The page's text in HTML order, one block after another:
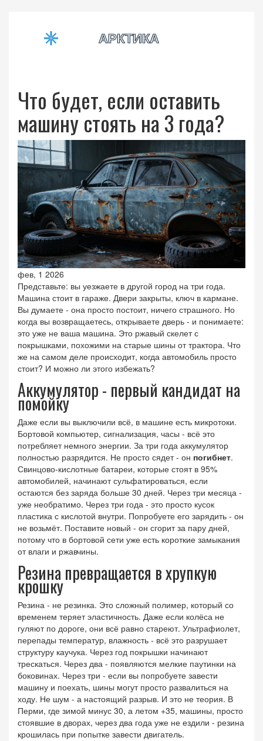
Что будет, если оставить
машину стоять на 3 года?
фев, 1 2026
Представьте: вы уезжаете в другой город на три года.
Машина стоит в гараже. Двери закрыты, ключ в кармане.
Вы думаете - она просто постоит, ничего страшного. Но
когда вы возвращаетесь, открываете дверь - и понимаете:
это уже не ваша машина. Это ржавый скелет с
покрышками, похожими на старые шины от трактора. Что
же на самом деле происходит, когда автомобиль просто
стоит? И можно ли этого избежать?
Аккумулятор - первый кандидат на
помойку
Даже если вы выключили всё, в машине есть микротоки.
Бортовой компьютер, сигнализация, часы - всё это
потребляет немного энергии. За три года аккумулятор
полностью разрядится. Не просто сядет - он погибнет.
Свинцово-кислотные батареи, которые стоят в 95%
автомобилей, начинают сульфатироваться, если
остаются без заряда больше 30 дней. Через три месяца -
уже необратимо. Через три года - это просто кусок
пластика с кислотой внутри. Попробуете его зарядить - он
не возьмёт. Поставите новый - он сгорит за пару дней,
потому что в бортовой сети уже есть короткие замыкания
от влаги и ржавчины.
Резина превращается в хрупкую
крошку
Резина - не резинка. Это сложный полимер, который со
временем теряет эластичность. Даже если колёса не
гуляют по дороге, они всё равно стареют. Ультрафиолет,
перепады температур, влажность - всё это разрушает
структуру каучука. Через год покрышки начинают
трескаться. Через два - появляются мелкие паутинки на
боковинах. Через три - если вы попробуете завести
машину и поехать, шины могут просто развалиться на
ходу. Не шум - а настоящий разрыв. И это не теория. В
Перми, где зимой минус 30, а летом +35, машины, просто
стоявшие в дворах, через два года уже не ездили - резина
крошилась при попытке завести двигатель.